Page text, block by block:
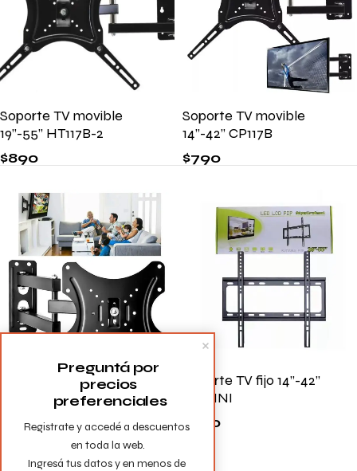
Soporte TV movible
19’’-55’’ HT117B-2
$890
Soporte TV movible
14’’-42’’ CP117B
$790
Soporte TV movible
14’’-27’’ cp102
390
Soporte TV fijo 14’’-42’’
101MINI
$ 590
Registrate y accedé a descuentos
en toda la web.
Ingresá tus datos y en menos de
Preguntá por
precios
preferenciales